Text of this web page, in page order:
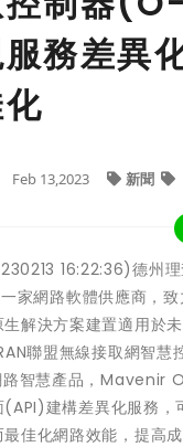
務差異
Feb 13,2023 新聞
16:22:36)德州
網路軟體供應商，致
解決方案建置適用於
聯盟無線接取網智慧
路智慧產品，Mavenir
建構差異化服務，
佳化網路效能，提高